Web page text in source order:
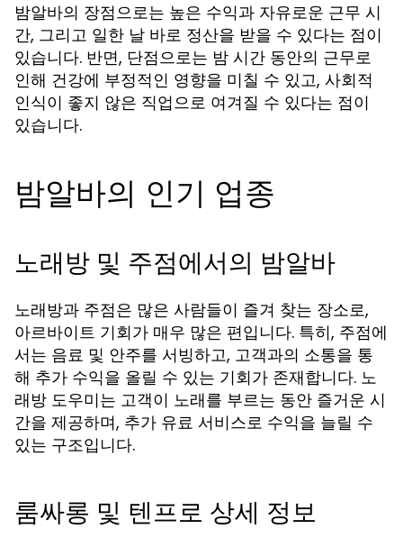
밤알바의 장점으로는 높은 수익과 자유로운 근무 시
간, 그리고 일한 날 바로 정산을 받을 수 있다는 점이
있습니다. 반면, 단점으로는 밤 시간 동안의 근무로
인해 건강에 부정적인 영향을 미칠 수 있고, 사회적
인식이 좋지 않은 직업으로 여겨질 수 있다는 점이
있습니다.
밤알바의 인기 업종
노래방 및 주점에서의 밤알바
노래방과 주점은 많은 사람들이 즐겨 찾는 장소로,
아르바이트 기회가 매우 많은 편입니다. 특히, 주점에
서는 음료 및 안주를 서빙하고, 고객과의 소통을 통
해 추가 수익을 올릴 수 있는 기회가 존재합니다. 노
래방 도우미는 고객이 노래를 부르는 동안 즐거운 시
간을 제공하며, 추가 유료 서비스로 수익을 늘릴 수
있는 구조입니다.
룸싸롱 및 텐프로 상세 정보